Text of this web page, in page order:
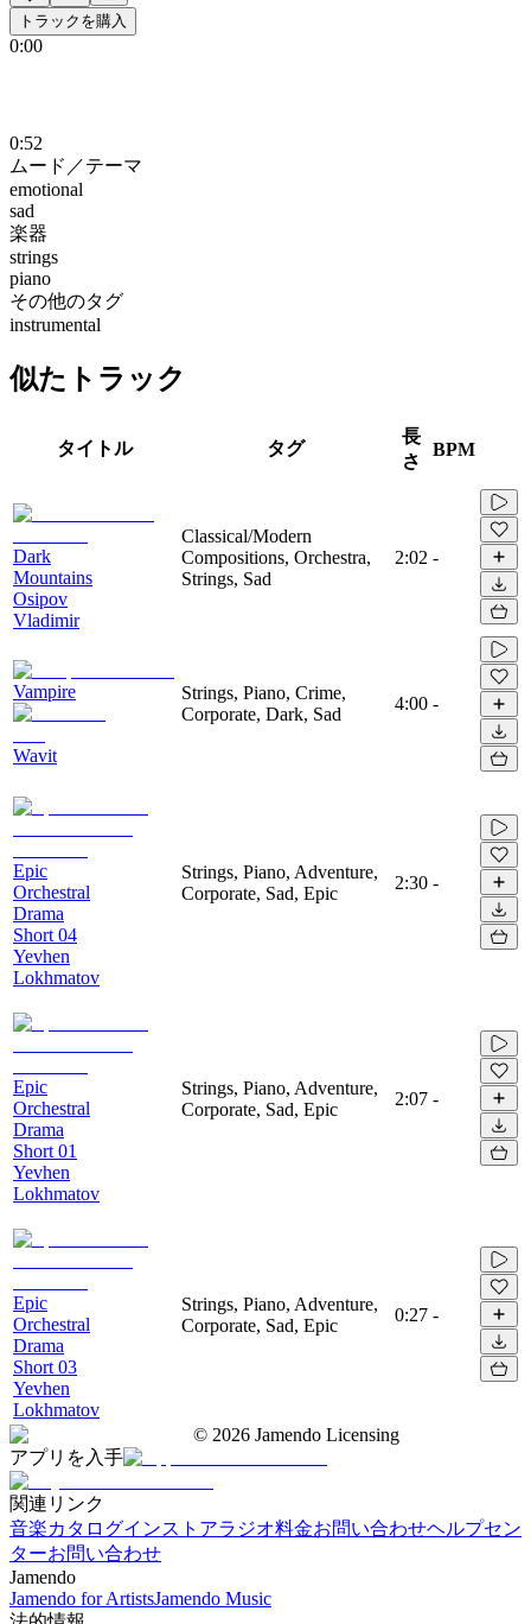
トラックを購入
0:00
0:52
ムード／テーマ
emotional
sad
楽器
strings
piano
その他のタグ
instrumental
似たトラック
タイトル タグ
長
さ
BPM
Dark
Mountains
Osipov
Vladimir
Classical/Modern
Compositions, Orchestra,
Strings, Sad
2:02 -
Vampire
Wavit
Strings, Piano, Crime,
Corporate, Dark, Sad
4:00 -
Epic
Orchestral
Drama
Short 04
Yevhen
Lokhmatov
Strings, Piano, Adventure,
Corporate, Sad, Epic
2:30 -
Epic
Orchestral
Drama
Short 01
Yevhen
Lokhmatov
Strings, Piano, Adventure,
Corporate, Sad, Epic
2:07 -
Epic
Orchestral
Drama
Short 03
Yevhen
Lokhmatov
Strings, Piano, Adventure,
Corporate, Sad, Epic
0:27 -
© 2026 Jamendo Licensing
アプリを入手
関連リンク
音楽カタログインストアラジオ料金お問い合わせヘルプセン
ターお問い合わせ
Jamendo
Jamendo for ArtistsJamendo Music